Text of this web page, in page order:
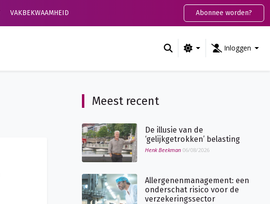
VAKBEKWAAMHEID Abonnee worden?
Inloggen
Meest recent
De illusie van de
‘gelijkgetrokken’ belasting
Henk Beekman 06/08/2026
Allergenenmanagement: een
onderschat risico voor de
verzekeringssector